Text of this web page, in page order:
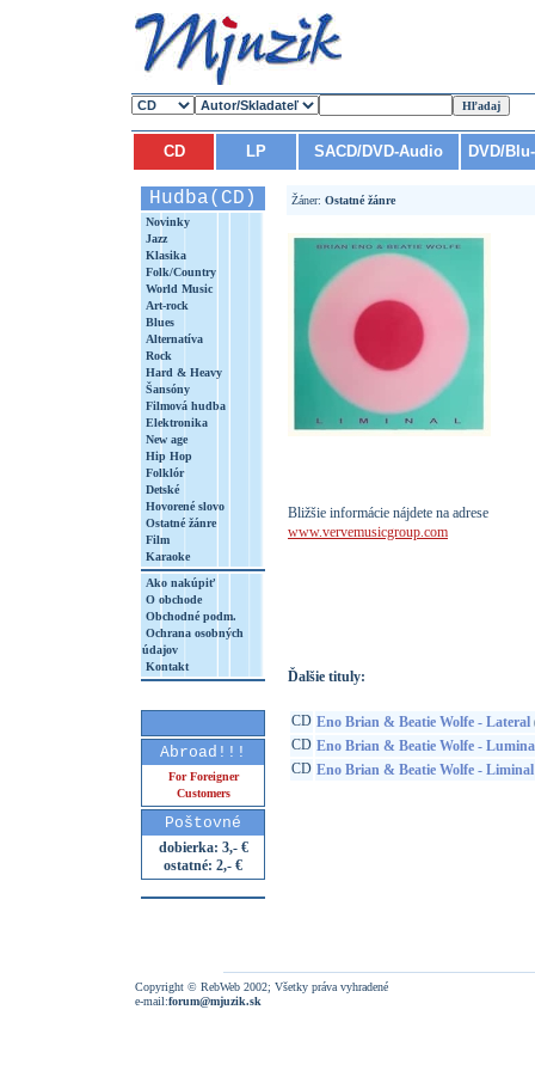
CD LP SACD/DVD-Audio DVD/
Hudba(CD)
Novinky
Jazz
Klasika
Folk/Country
World Music
Art-rock
Blues
Alternatíva
Rock
Hard & Heavy
Šansóny
Filmová hudba
Elektronika
New age
Hip Hop
Folklór
Detské
Hovorené slovo
Ostatné žánre
Film
Karaoke
Ako nakúpiť
O obchode
Obchodné podm.
Ochrana osobných
údajov
Kontakt
Abroad!!!
For Foreigner
Customers
Poštovné
dobierka: 3,- €
ostatné: 2,- €
Žáner: Ostatné žánre
Bližšie informácie nájdete na adrese
www.vervemusicgroup.com
Ďalšie tituly:
CD Eno Brian & Beatie Wolfe - Lateral
CD Eno Brian & Beatie Wolfe -
CD Eno Brian & Beatie Wolfe - Liminal
Copyright © RebWeb 2002; Všetky práva vyhradené
e-mail:forum@mjuzik.sk